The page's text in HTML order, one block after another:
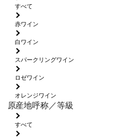
すべて
赤ワイン
白ワイン
スパークリングワイン
ロゼワイン
オレンジワイン
原産地呼称／等級
すべて